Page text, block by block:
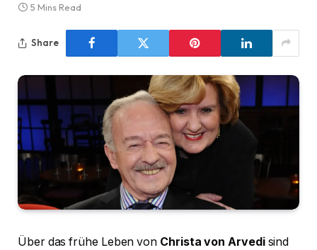
5 Mins Read
Share
Über das frühe Leben von Christa von Arvedisind